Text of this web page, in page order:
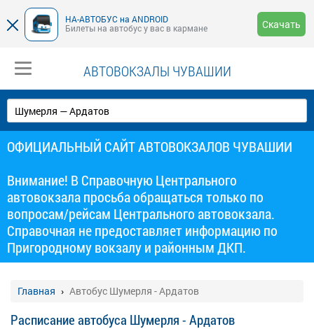
НА-АВТОБУС на ANDROID
Билеты на автобус у вас в кармане
Скачать
АВТОВОКЗАЛЫ ЧУВАШИИ
ОФИЦИАЛЬНЫЙ САЙТ АВТОВОКЗАЛОВ ЧУВАШИИ
Внимание! В Справочную Центрального
автовокзала просьба обращаться только по
вопросам/рейсам Центрального автовокзала.
Справочная не предоставляет информацию по
Пригородному вокзалу и районным ДКП.
Главная Автобус Шумерля - Ардатов
Расписание автобуса Шумерля - Ардатов